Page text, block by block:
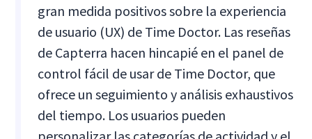
gran medida positivos sobre la experiencia
de usuario (UX) de Time Doctor. Las reseñas
de Capterra hacen hincapié en el panel de
control fácil de usar de Time Doctor, que
ofrece un seguimiento y análisis exhaustivos
del tiempo. Los usuarios pueden